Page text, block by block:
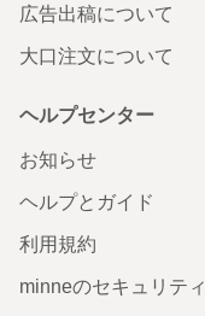
広告出稿について
大口注文について
ヘルプセンター
お知らせ
ヘルプとガイド
利用規約
minneのセキュリティ